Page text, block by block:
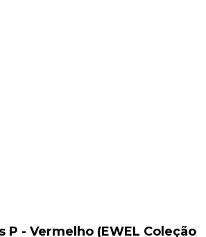
P - Vermelho (EWEL Coleção